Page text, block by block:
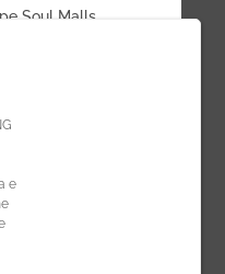
e
Soul Malls
West Plaza
Parceiros